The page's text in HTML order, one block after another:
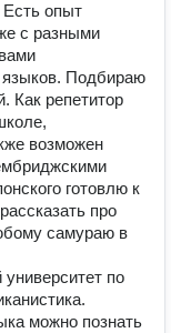
опыт
с разными
языков. Подбираю
Как репетитор
возможен
готовлю к
про
самураю в
по
можно познать